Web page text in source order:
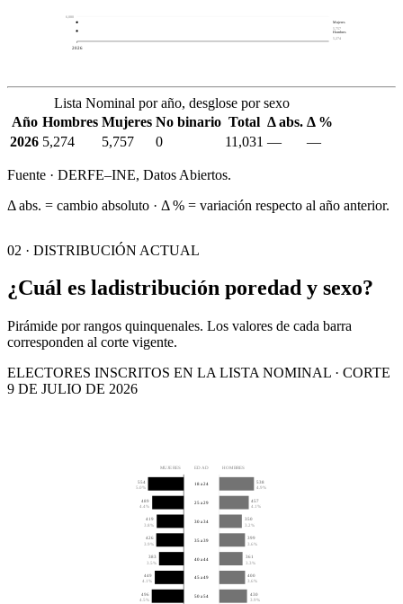
6,080
2026
Mujeres
5,757
Hombres
5,274
Lista Nominal por año, desglose por sexo
Año Hombres Mujeres No binario Total Δ abs. Δ %
2026 5,274 5,757 0 11,031 — —
Fuente · DERFE–INE, Datos Abiertos.
Δ abs. = cambio absoluto · Δ % = variación respecto al año anterior.
02 · DISTRIBUCIÓN ACTUAL
¿Cuál es ladistribución poredad y sexo?
Pirámide por rangos quinquenales. Los valores de cada barra
corresponden al corte vigente.
ELECTORES INSCRITOS EN LA LISTA NOMINAL · CORTE
9 DE JULIO DE 2026
MUJERES EDAD HOMBRES
554
5.0%
538
4.9%
18 a 24
489
4.4%
457
4.1%
25 a 29
419
3.8%
350
3.2%
30 a 34
426
3.9%
399
3.6%
35 a 39
383
3.5%
361
3.3%
40 a 44
449
4.1%
400
3.6%
45 a 49
496
4.5%
430
3.9%
50 a 54